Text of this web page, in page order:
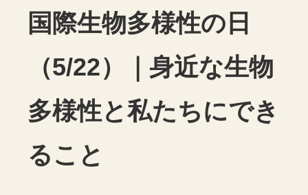
国際生物多様性の日
（5/22）｜身近な生物
多様性と私たちにでき
ること